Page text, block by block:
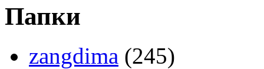
Папки
zangdima (245)